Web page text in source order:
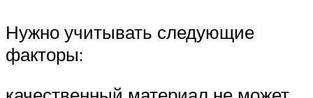
Нужно учитывать следующие
факторы: